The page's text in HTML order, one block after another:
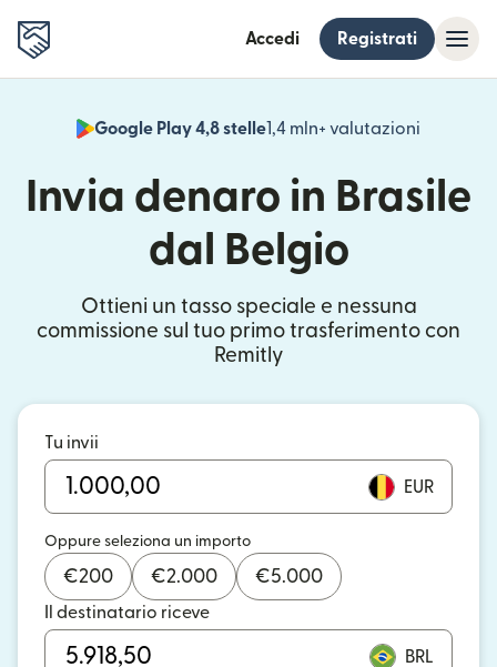
Accedi Registrati
Google Play 4,8 stelle1,4 mln+ valutazioni
Invia denaro in Brasile
dal Belgio
Ottieni un tasso speciale e nessuna
commissione sul tuo primo trasferimento con
Remitly
Tu invii
EUR
Oppure seleziona un importo
€200 €2.000 €5.000
Il destinatario riceve
BRL